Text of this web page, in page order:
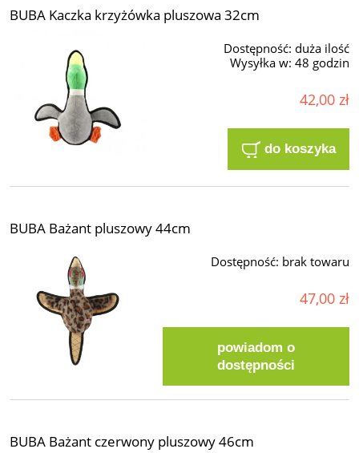
BUBA Kaczka krzyżówka pluszowa 32cm
Dostępność: duża ilość
Wysyłka w: 48 godzin
42,00 zł
do koszyka
BUBA Bażant pluszowy 44cm
Dostępność: brak towaru
47,00 zł
powiadom o
dostępności
BUBA Bażant czerwony pluszowy 46cm